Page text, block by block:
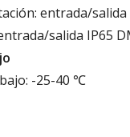
entrada/
salida IP65
-25-40 ℃